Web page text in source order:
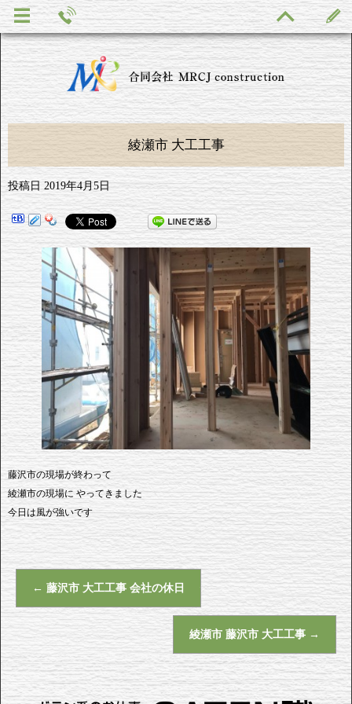
綾瀬市 大工工事
投稿日 2019年4月5日
藤沢市の現場が終わって
綾瀬市の現場に やってきました
今日は風が強いです
← 藤沢市 大工工事 会社の休日
綾瀬市 藤沢市 大工工事 →